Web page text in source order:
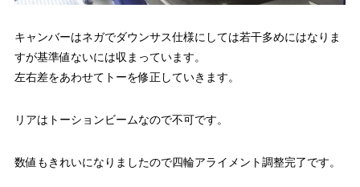
キャンバーはネガでダウンサス仕様にしては若干多めにはなりま
すが基準値ないには収まっています。
左右差をあわせてトーを修正していきます。
リアはトーションビームなので不可です。
数値もきれいになりましたので四輪アライメント調整完了です。